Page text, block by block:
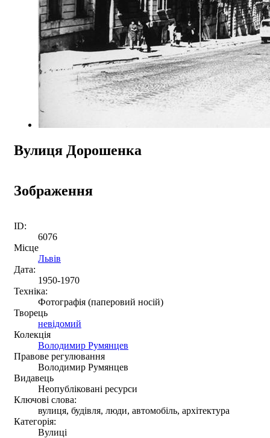
Вулиця Дорошенка
Зображення
ID:
6076
Місце
Львів
Дата:
1950-1970
Техніка:
Фотографія (паперовий носій)
Творець
невідомий
Колекція
Володимир Румянцев
Правове регулювання
Володимир Румянцев
Видавець
Неопубліковані ресурси
Ключові слова:
вулиця, будівля, люди, автомобіль, архітектура
Категорія:
Вулиці